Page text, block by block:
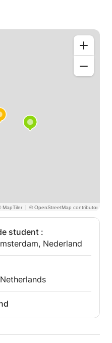
en compositie,
ritmiek en werk
waarbij ik
muziek combineer.
liedjes; het
en slagwerk.
|
student :
Nederland